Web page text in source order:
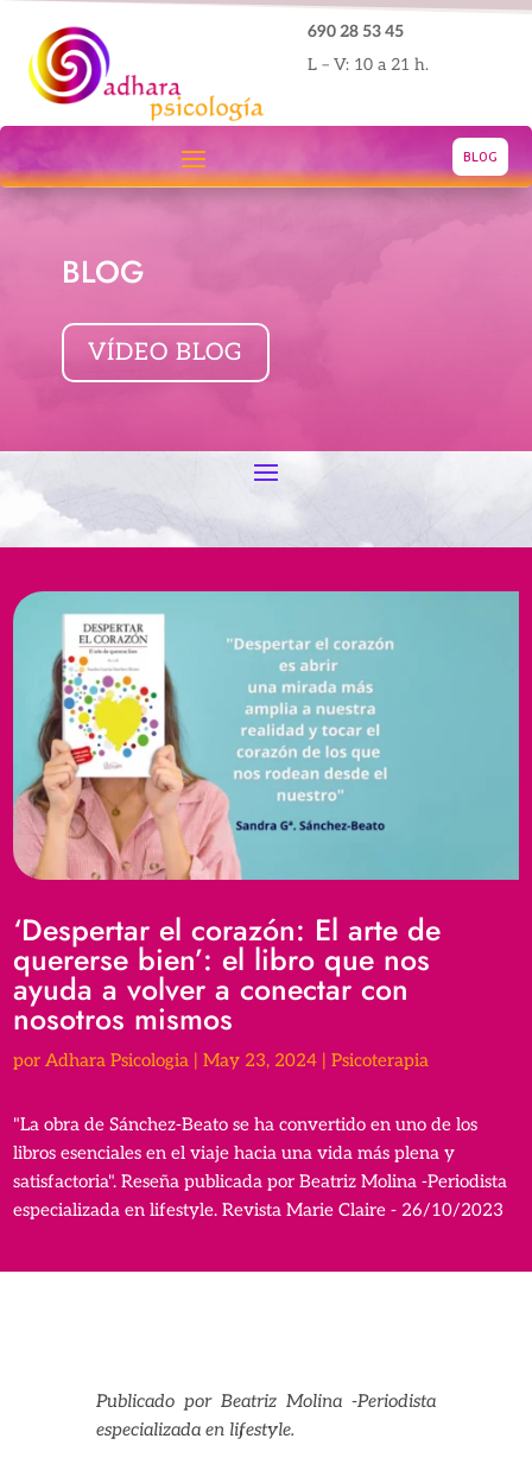
690 28 53 45
L – V: 10 a 21 h.
BLOG
BLOG
VÍDEO BLOG
‘Despertar el corazón: El arte de
quererse bien’: el libro que nos
ayuda a volver a conectar con
nosotros mismos
porAdhara Psicologia |May 23, 2024 |Psicoterapia
"La obra de Sánchez-Beato se ha convertido en uno de los
libros esenciales en el viaje hacia una vida más plena y
satisfactoria". Reseña publicada por Beatriz Molina -Periodista
especializada en lifestyle. Revista Marie Claire - 26/10/2023
Publicado por Beatriz Molina -Periodista
especializada en lifestyle.